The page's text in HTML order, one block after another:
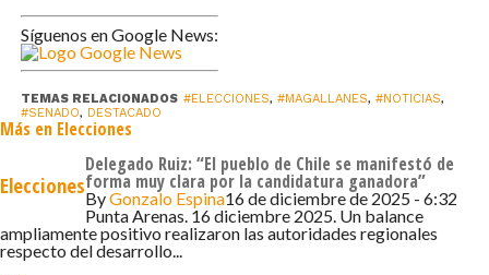
Con todo, la senadora Luz Ebensperger y el senador
Rafael Prohens presentaron una indicación para
aumentar el máximo de multa a 3 UTM (unos $207.000) ;
mientras que los senadores Esteban Velásquez, Jaime
Quintana y la senadora Paulina Vodanovic propusieron el
tope de 1 UTM ($69.000).
Durante las sesiones se recalcó que la Comisión busca
dar garantías y credibilidad, “cumpliendo con los
acuerdos, más allá de que nosotros no hayamos sido
Síguenos en Google News:
TEMAS RELACIONADOS #ELECCIONES, #MAGALLANES, #NOTICIAS,
#SENADO, DESTACADO
Más en Elecciones
Elecciones
Delegado Ruiz: “El pueblo de Chile se manifestó de
forma muy clara por la candidatura ganadora”
ByGonzalo Espina16 de diciembre de 2025 - 6:32
Punta Arenas. 16 diciembre 2025. Un balance
ampliamente positivo realizaron las autoridades regionales
respecto del desarrollo...